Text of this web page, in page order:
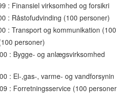
: Finansiel virksomhed og forsikri
: Råstofudvinding (100 personer)
: Transport og kommunikation (100
personer)
: Bygge- og anlægsvirksomhed
: El-,gas-, varme- og vandforsynin
: Forretningsservice (100 personer